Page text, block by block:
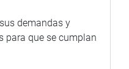
demandas y
para que se cumplan